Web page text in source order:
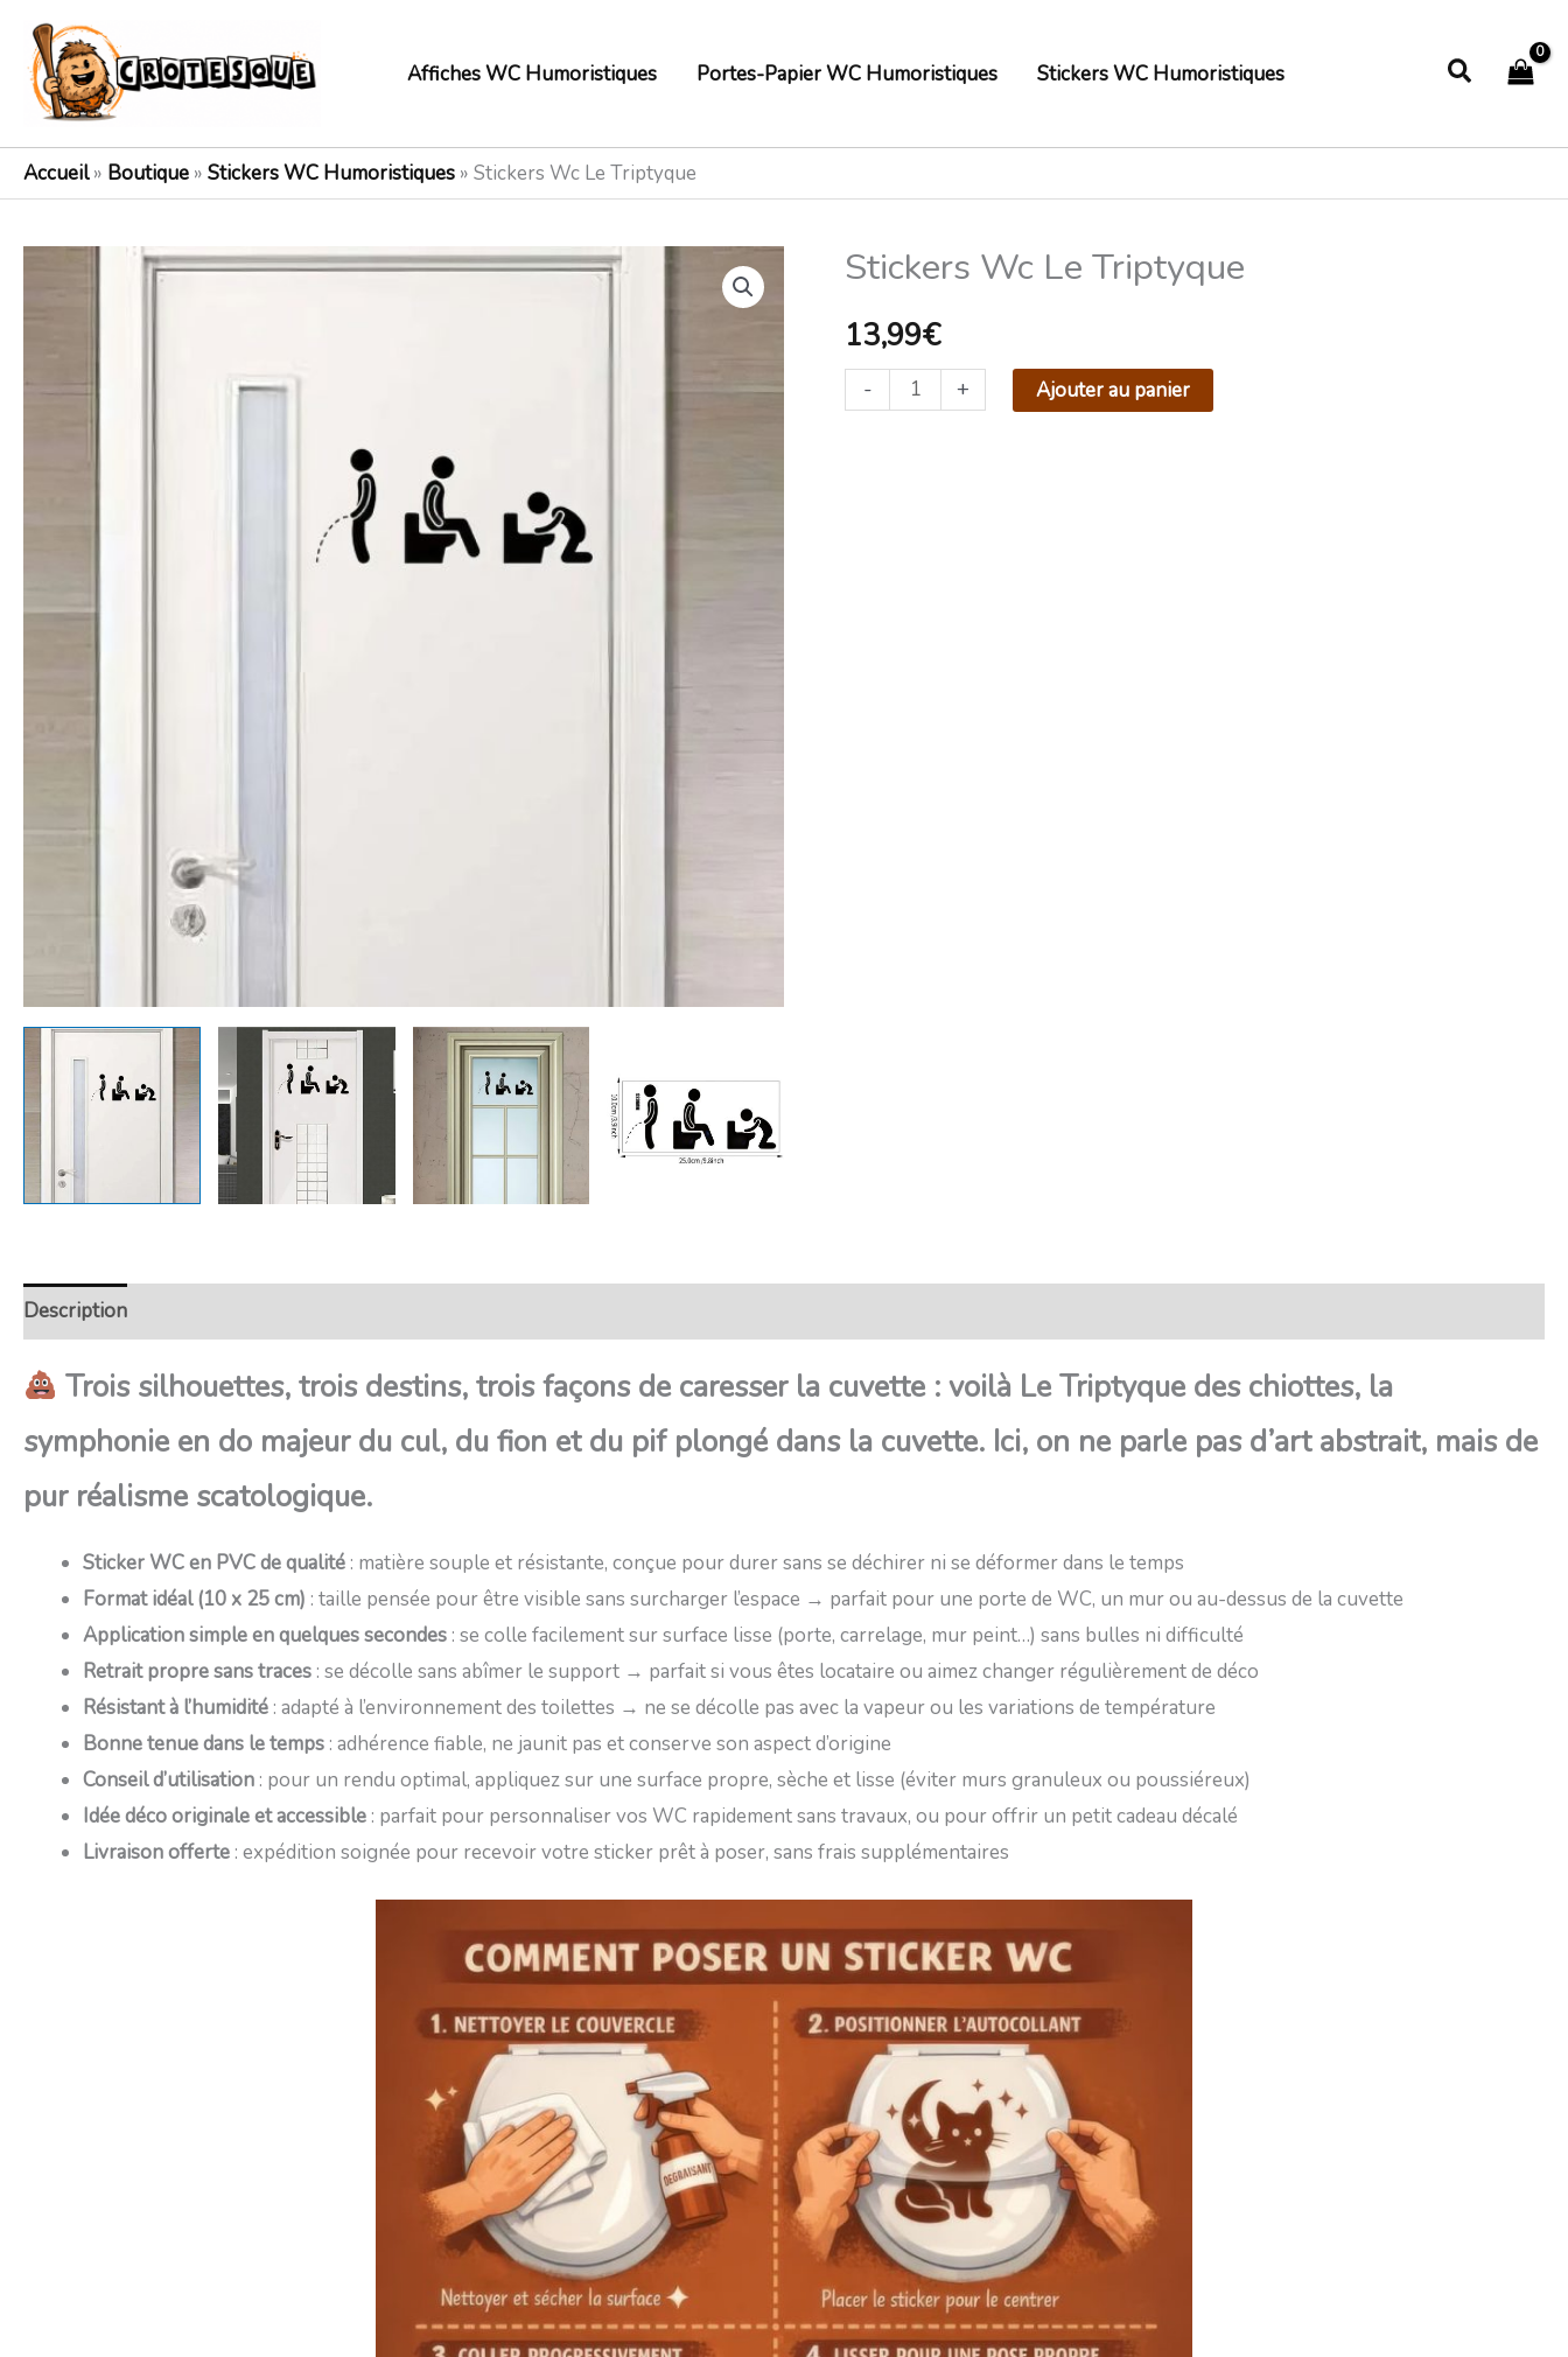
Aller
contenu
Affiches WC Humoristiques Portes-Papier WC Humoristiques Stickers WC Humoristiques
Accueil» Boutique » Stickers WC Humoristiques » Stickers Wc Le Triptyque
Stickers Wc Le Triptyque
13,99€
-
quantité
Stickers
Wc
Le
+ Ajouter au panier
Description
Trois silhouettes, trois destins, trois façons de caresser la cuvette : voilà Le Triptyque des chiottes, la
symphonie en do majeur du cul, du fion et du pif plongé dans la cuvette. Ici, on ne parle pas d’art abstrait, mais de
pur réalisme scatologique.
Sticker WC en PVC de qualité : matière souple et résistante, conçue pour durer sans se déchirer ni se déformer dans le temps
Format idéal (10 x 25 cm) : taille pensée pour être visible sans surcharger l’espace → parfait pour une porte de WC, un mur ou au-dessus de la cuvette
Application simple en quelques secondes : se colle facilement sur surface lisse (porte, carrelage, mur peint…) sans bulles ni difficulté
Retrait propre sans traces : se décolle sans abîmer le support → parfait si vous êtes locataire ou aimez changer régulièrement de déco
Résistant à l’humidité : adapté à l’environnement des toilettes → ne se décolle pas avec la vapeur ou les variations de température
Bonne tenue dans le temps : adhérence fiable, ne jaunit pas et conserve son aspect d’origine
Conseil d’utilisation : pour un rendu optimal, appliquez sur une surface propre, sèche et lisse (éviter murs granuleux ou poussiéreux)
Idée déco originale et accessible : parfait pour personnaliser vos WC rapidement sans travaux, ou pour offrir un petit cadeau décalé
Livraison offerte : expédition soignée pour recevoir votre sticker prêt à poser, sans frais supplémentaires